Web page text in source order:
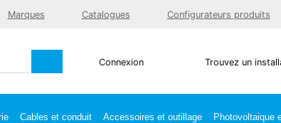
Marques Catalogues Configurateurs produits
Connexion Trouvez un
Cables et conduit Accessoires et outillage Photovoltaique